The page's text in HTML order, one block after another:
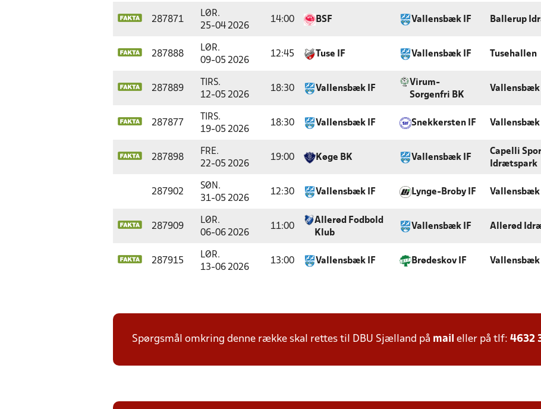
287871
LØR.
25-04 2026
14:00 BSF Vallensbæk IF Ballerup
287888
LØR.
09-05 2026
12:45 Tuse IF Vallensbæk IF Tusehallen
287889
TIRS.
12-05 2026
18:30 Vallensbæk IF
Virum-
Sorgenfri BK
287877
TIRS.
19-05 2026
18:30 Vallensbæk IF Snekkersten IF
287898
FRE.
22-05 2026
19:00 Køge BK Vallensbæk IF
Capelli
Idrætspark
287902
SØN.
31-05 2026
12:30 Vallensbæk IF Lynge-Broby IF
287909
LØR.
06-06 2026
11:00
Allerød Fodbold
Klub
Vallensbæk IF Allerød
287915
LØR.
13-06 2026
13:00 Vallensbæk IF Brødeskov IF
Spørgsmål omkring denne række skal rettes til DBU Sjælland på mail eller på tlf: 4632